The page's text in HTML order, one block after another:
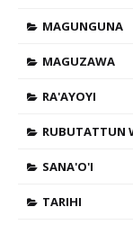
MAGUNGUNA
MAGUZAWA
RA'AYOYI
RUBUTATTUN
SANA'O'I
TARIHI